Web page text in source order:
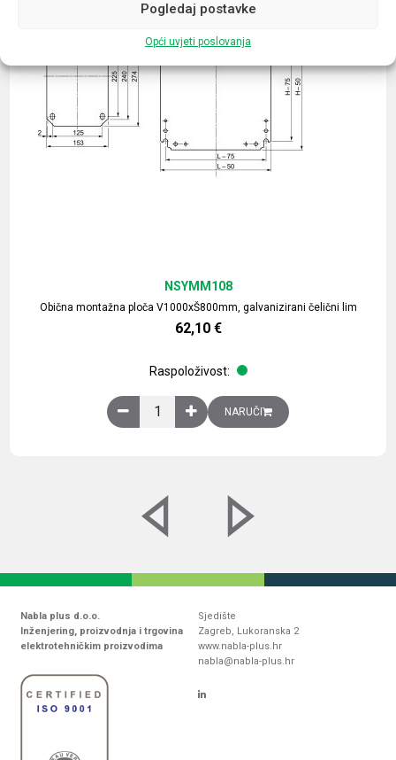
Pogledaj postavke
Opći uvjeti poslovanja
Obična montažna ploča V1000xŠ800mm, galvanizirani čelični lim
NSYMM108
62,10 €
Raspoloživost:
Obična montažna ploča V1000xŠ800mm,
NARUČI
Nabla plus d.o.o.
Inženjering, proizvodnja i trgovina
elektrotehničkim proizvodima
Sjedište
Zagreb, Lukoranska 2
www.nabla-plus.hr
nabla@nabla-plus.hr